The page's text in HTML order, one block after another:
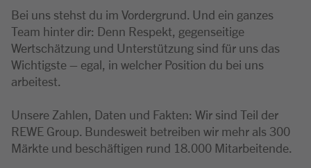
Bei uns stehst du im Vordergrund. Und ein ganzes
Team hinter dir: Denn Respekt, gegenseitige
Wertschätzung und Unterstützung sind für uns das
Wichtigste – egal, in welcher Position du bei uns
arbeitest.
Unsere Zahlen, Daten und Fakten: Wir sind Teil der
REWE Group. Bundesweit betreiben wir mehr als 300
Märkte und beschäftigen rund 18.000 Mitarbeitende.